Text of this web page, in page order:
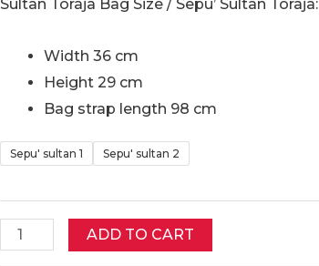
Sultan Toraja Bag Size / Sepu’ Sultan Toraja:
Width 36 cm
Height 29 cm
Bag strap length 98 cm
Sepu' sultan 1 Sepu' sultan 2
Tas
ADD TO CART